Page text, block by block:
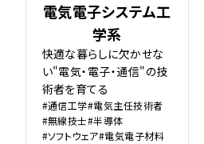
電気電子システム工
学系
快適な暮らしに欠かせな
い"電気・電子・通信"の技
術者を育てる
#通信工学#電気主任技術者
#無線技⼠#半導体
#ソフトウェア#電気電子材料